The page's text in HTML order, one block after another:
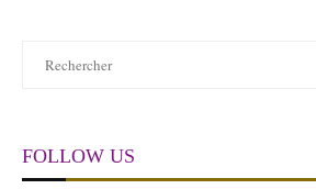
FOLLOW US